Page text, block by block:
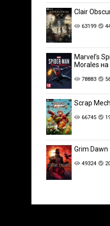
Clair
63199
Marvel’s
Morales на
78883
Scrap
66745
Grim Dawn
49324